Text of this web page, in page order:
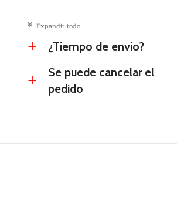
c Expandir todo
a ¿Tiempo de envio?
a
Se puede cancelar el
pedido